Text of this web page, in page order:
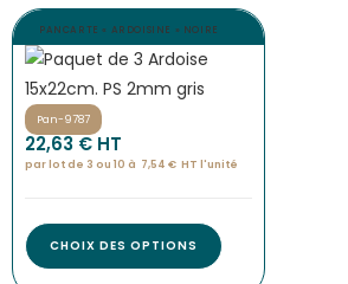
PANCARTE « ARDOISINE » NOIRE
Pan-9787
22,63 € HT
par lot de 3 ou 10 à 7,54 € HT l'unité
CHOIX DES OPTIONS